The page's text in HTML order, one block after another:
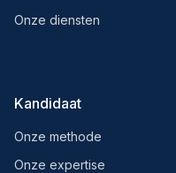
Onze diensten
Kandidaat
Onze methode
Onze expertise